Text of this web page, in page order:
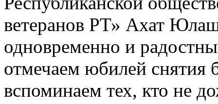
ветеранов РТ» Ахат
одновременно и
отмечаем юбилей снятия
вспоминаем тех, кто не